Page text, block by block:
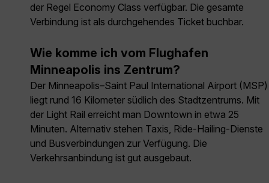
der Regel Economy Class verfügbar. Die gesamte
Verbindung ist als durchgehendes Ticket buchbar.
Wie komme ich vom Flughafen
Minneapolis ins Zentrum?
Der Minneapolis–Saint Paul International Airport (MSP)
liegt rund 16 Kilometer südlich des Stadtzentrums. Mit
der Light Rail erreicht man Downtown in etwa 25
Minuten. Alternativ stehen Taxis, Ride-Hailing-Dienste
und Busverbindungen zur Verfügung. Die
Verkehrsanbindung ist gut ausgebaut.